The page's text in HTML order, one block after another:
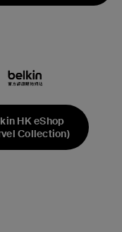
HK eShop
Collection)